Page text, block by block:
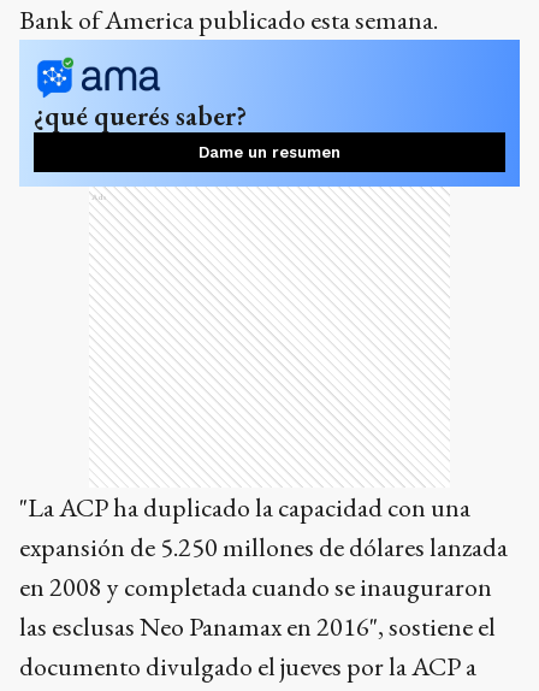
Bank of America publicado esta semana.
¿qué querés saber?
Dame un resumen
Ads
"La ACP ha duplicado la capacidad con una
expansión de 5.250 millones de dólares lanzada
en 2008 y completada cuando se inauguraron
las esclusas Neo Panamax en 2016", sostiene el
documento divulgado el jueves por la ACP a